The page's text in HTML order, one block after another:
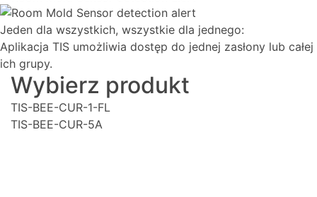
Jeden dla wszystkich, wszystkie dla jednego:
Aplikacja TIS umożliwia dostęp do jednej zasłony lub całej
ich grupy.
Wybierz produkt
TIS-BEE-CUR-1-FL
TIS-BEE-CUR-5A